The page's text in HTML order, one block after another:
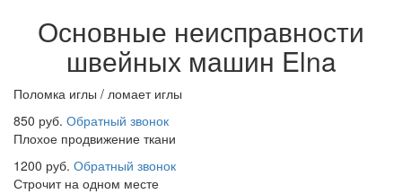
Основные неисправности
швейных машин Elna
Поломка иглы / ломает иглы
850 руб. Обратный звонок
Плохое продвижение ткани
1200 руб. Обратный звонок
Строчит на одном месте